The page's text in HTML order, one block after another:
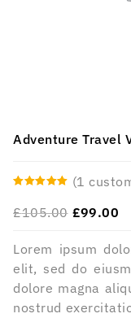
Adventure Travel
(1
£105.00 £99.00
Lorem ipsum
elit, sed do
dolore magna
nostrud